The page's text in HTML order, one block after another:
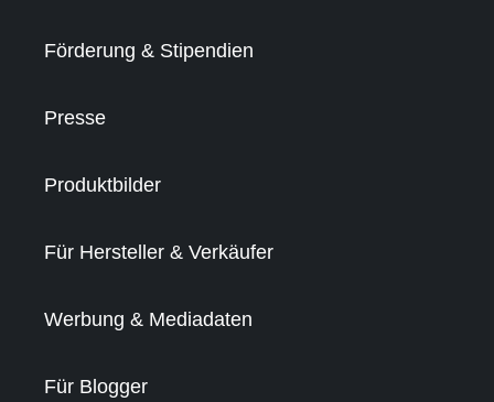
Förderung & Stipendien
Presse
Produktbilder
Für Hersteller & Verkäufer
Werbung & Mediadaten
Für Blogger